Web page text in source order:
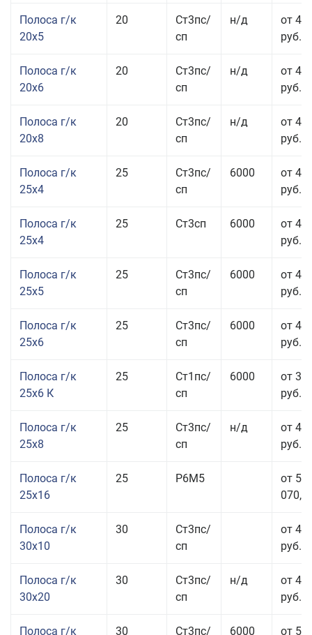
Полоса г/к
20x5
20
Ст3пс/
сп
н/д
от 43
руб.
Полоса г/к
20x6
20
Ст3пс/
сп
н/д
от 45
руб.
Полоса г/к
20x8
20
Ст3пс/
сп
н/д
от 45
руб.
Полоса г/к
25x4
25
Ст3пс/
сп
6000
от 43
руб.
Полоса г/к
25x4
25 Ст3сп 6000
от 43
руб.
Полоса г/к
25x5
25
Ст3пс/
сп
6000
от 42
руб.
Полоса г/к
25x6
25
Ст3пс/
сп
6000
от 44
руб.
Полоса г/к
25x6 К
25
Ст1пс/
сп
6000
от 35
руб.
Полоса г/к
25x8
25
Ст3пс/
сп
н/д
от 44
руб.
Полоса г/к
25x16
25 Р6М5
от
Полоса г/к
30x10
30
Ст3пс/
сп
от 46
руб.
Полоса г/к
30x20
30
Ст3пс/
сп
н/д
от 44
руб.
Полоса г/к 30 Ст3пс/ 6000 от 50